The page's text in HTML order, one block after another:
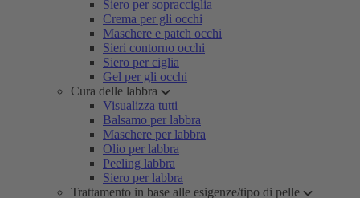
Siero per sopracciglia
Crema per gli occhi
Maschere e patch occhi
Sieri contorno occhi
Siero per ciglia
Gel per gli occhi
Cura delle labbra
Visualizza tutti
Balsamo per labbra
Maschere per labbra
Olio per labbra
Peeling labbra
Siero per labbra
Trattamento in base alle esigenze/tipo di pelle